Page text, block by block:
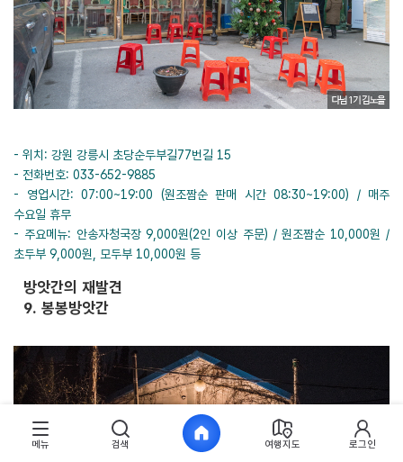
- 위치: 강원 강릉시 초당순두부길77번길 15
- 전화번호: 033-652-9885
- 영업시간: 07:00~19:00 (원조짬순 판매 시간 08:30~19:00) / 매주
수요일 휴무
- 주요메뉴: 안송자청국장 9,000원(2인 이상 주문) / 원조짬순 10,000원 /
초두부 9,000원, 모두부 10,000원 등
방앗간의 재발견
9. 봉봉방앗간
메뉴 검색 여행지도 로그인